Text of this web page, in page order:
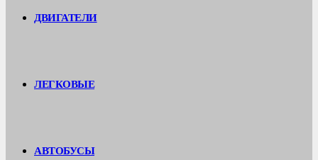
ДВИГАТЕЛИ
ЛЕГКОВЫЕ
АВТОБУСЫ